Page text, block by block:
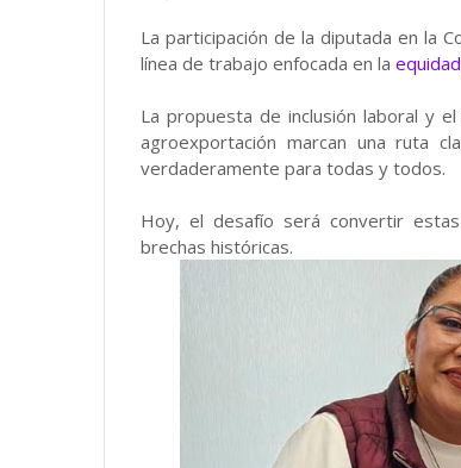
La participación de la diputada en la
línea de trabajo enfocada en la
La propuesta de inclusión laboral y
agroexportación marcan una ruta
verdaderamente para todas y todos.
Hoy, el desafío será convertir
brechas históricas.